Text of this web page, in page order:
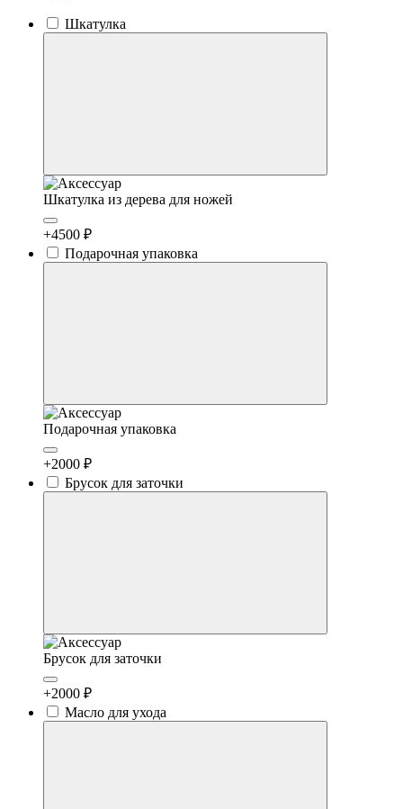
Шкатулка
Шкатулка из дерева для ножей
+4500 ₽
Подарочная упаковка
Подарочная упаковка
+2000 ₽
Брусок для заточки
Брусок для заточки
+2000 ₽
Масло для ухода